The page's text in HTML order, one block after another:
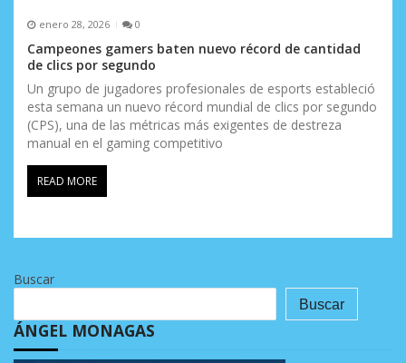
enero 28, 2026 0
Campeones gamers baten nuevo récord de cantidad
de clics por segundo
Un grupo de jugadores profesionales de esports estableció
esta semana un nuevo récord mundial de clics por segundo
(CPS), una de las métricas más exigentes de destreza
manual en el gaming competitivo
READ MORE
Buscar
Buscar
ÁNGEL MONAGAS